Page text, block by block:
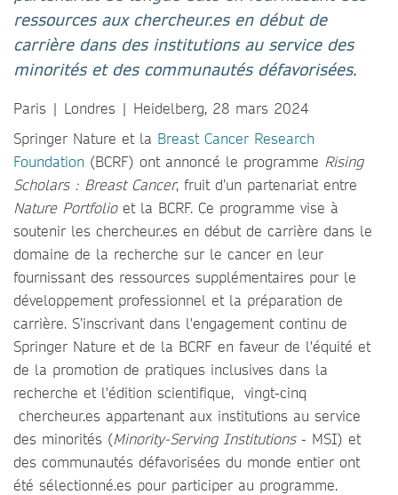
ressources aux chercheur.es en début de
carrière dans des institutions au service des
minorités et des communautés défavorisées.
Paris | Londres | Heidelberg, 28 mars 2024
Springer Nature et la Breast Cancer Research
Foundation (BCRF) ont annoncé le programme Rising
Scholars : Breast Cancer, fruit d’un partenariat entre
Nature Portfolioet la BCRF. Ce programme vise à
soutenir les chercheur.es en début de carrière dans le
domaine de la recherche sur le cancer en leur
fournissant des ressources supplémentaires pour le
développement professionnel et la préparation de
carrière. S’inscrivant dans l'engagement continu de
Springer Nature et de la BCRF en faveur de l'équité et
de la promotion de pratiques inclusives dans la
recherche et l'édition scientifique, vingt-cinq
chercheur.es appartenant aux institutions au service
des minorités (Minority-Serving Institutions- MSI) et
des communautés défavorisées du monde entier ont
été sélectionné.es pour participer au programme.